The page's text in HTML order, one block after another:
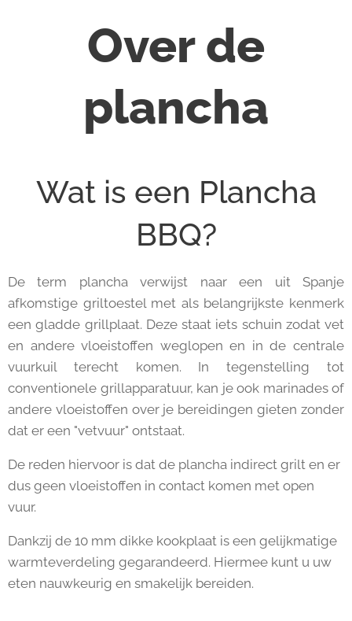
Over de
plancha
Wat is een Plancha
BBQ?
De term plancha verwijst naar een uit Spanje
afkomstige griltoestel met als belangrijkste kenmerk
een gladde grillplaat. Deze staat iets schuin zodat vet
en andere vloeistoffen weglopen en in de centrale
vuurkuil terecht komen. In tegenstelling tot
conventionele grillapparatuur, kan je ook marinades of
andere vloeistoffen over je bereidingen gieten zonder
dat er een "vetvuur" ontstaat.
De reden hiervoor is dat de plancha indirect grilt en er
dus geen vloeistoffen in contact komen met open
vuur.
Dankzij de 10 mm dikke kookplaat is een gelijkmatige
warmteverdeling gegarandeerd. Hiermee kunt u uw
eten nauwkeurig en smakelijk bereiden.